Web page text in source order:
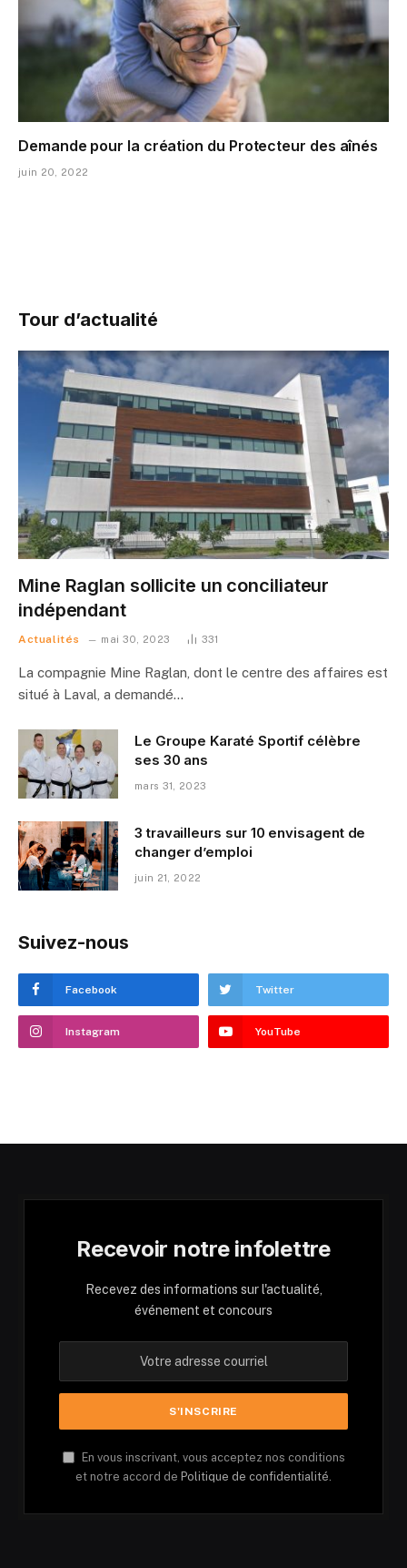
Demande pour la création du Protecteur des aînés
juin 20, 2022
Tour d’actualité
Mine Raglan sollicite un conciliateur
indépendant
Actualités mai 30, 2023 331
La compagnie Mine Raglan, dont le centre des affaires est
situé à Laval, a demandé…
Le Groupe Karaté Sportif célèbre
ses 30 ans
mars 31, 2023
3 travailleurs sur 10 envisagent de
changer d’emploi
juin 21, 2022
Suivez-nous
Facebook Twitter
Instagram YouTube
Recevoir notre infolettre
Recevez des informations sur l'actualité,
événement et concours
En vous inscrivant, vous acceptez nos conditions
et notre accord de Politique de confidentialité.